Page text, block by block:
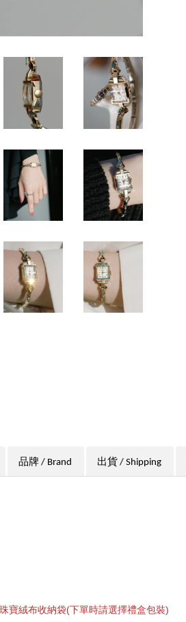
品牌 / Brand 出貨 / Shipping
寶絨布收納袋(下單時請選擇禮盒包裝)